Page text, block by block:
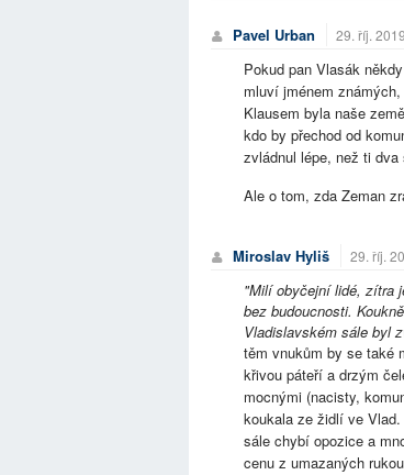
Pavel Urban 29. říj. 2019
Pokud pan Vlasák
mluví jménem
Klausem byla naše
kdo by přechod od
zvládnul lépe, než ti
Ale o tom, zda Zeman
Miroslav Hyliš 29. říj.
"Milí obyčejní lidé, zítra
bez budoucnosti.
Vladislavském sále byl
těm vnukům by se také
křivou páteří a drzým
mocnými (nacisty,
koukala ze židlí ve
sále chybí opozice a
cenu z umazaných